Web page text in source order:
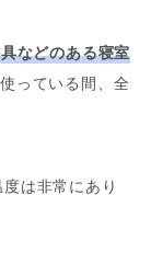
などのある寝室
っている間、全
は非常にあり